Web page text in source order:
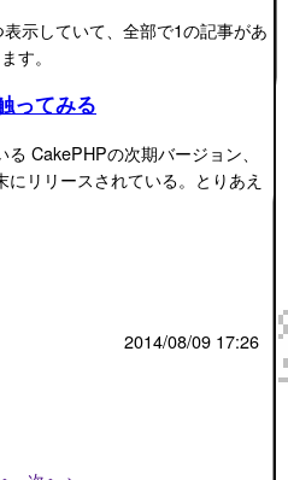
示していて、全部で1の記事があ
す。
ってみる
CakePHPの次期バージョン、
リリースされている。とりあえ
2014/08/09 17:26